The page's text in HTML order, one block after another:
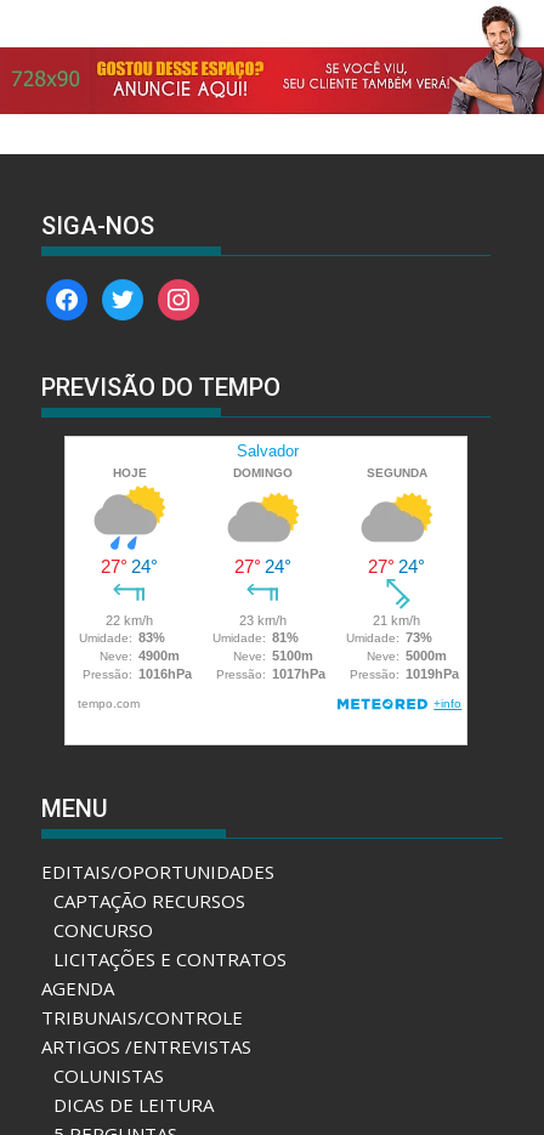
SIGA-NOS
facebooktwitterinstagram
PREVISÃO DO TEMPO
MENU
EDITAIS/OPORTUNIDADES
CAPTAÇÃO RECURSOS
CONCURSO
LICITAÇÕES E CONTRATOS
AGENDA
TRIBUNAIS/CONTROLE
ARTIGOS /ENTREVISTAS
COLUNISTAS
DICAS DE LEITURA